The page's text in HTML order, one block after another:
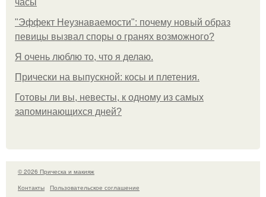
часы
"Эффект Неузнаваемости": почему новый образ
певицы вызвал споры о гранях возможного?
Я очень люблю то, что я делаю.
Прически на выпускной: косы и плетения.
Готовы ли вы, невесты, к одному из самых
запоминающихся дней?
© 2026 Прическа и макияж
Контакты
Пользовательское соглашение